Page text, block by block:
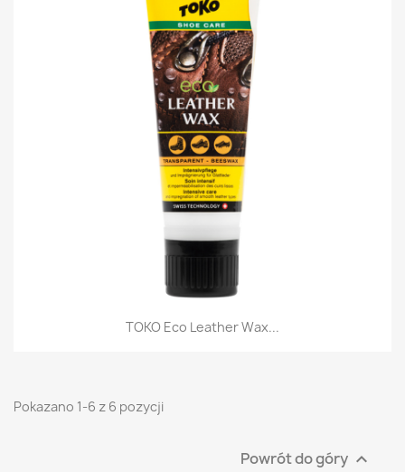
TOKO Eco Leather Wax...
Pokazano 1-6 z 6 pozycji
Powrót do góry 